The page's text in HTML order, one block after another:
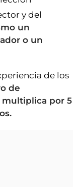
y del
un
o un
de los
de
multiplica por 5